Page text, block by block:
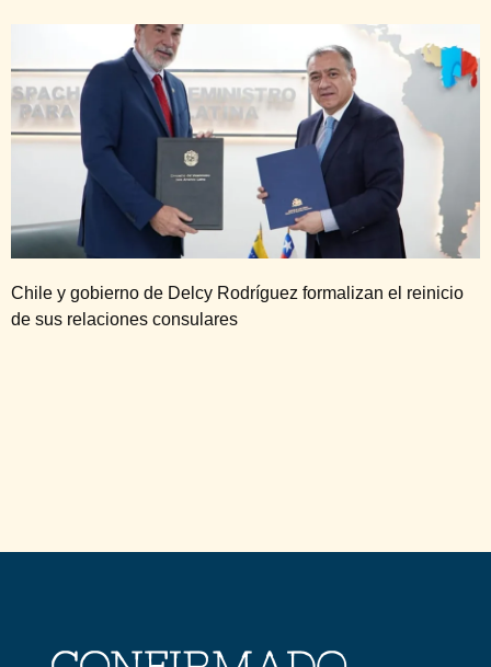
Chile y gobierno de Delcy Rodríguez formalizan el reinicio
de sus relaciones consulares